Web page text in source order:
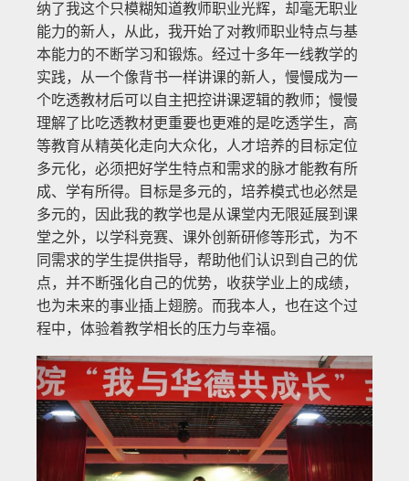
纳了我这个只模糊知道教师职业光辉，却毫无职业
能力的新人，从此，我开始了对教师职业特点与基
本能力的不断学习和锻炼。经过十多年一线教学的
实践，从一个像背书一样讲课的新人，慢慢成为一
个吃透教材后可以自主把控讲课逻辑的教师；慢慢
理解了比吃透教材更重要也更难的是吃透学生，高
等教育从精英化走向大众化，人才培养的目标定位
多元化，必须把好学生特点和需求的脉才能教有所
成、学有所得。目标是多元的，培养模式也必然是
多元的，因此我的教学也是从课堂内无限延展到课
堂之外，以学科竞赛、课外创新研修等形式，为不
同需求的学生提供指导，帮助他们认识到自己的优
点，并不断强化自己的优势，收获学业上的成绩，
也为未来的事业插上翅膀。而我本人，也在这个过
程中，体验着教学相长的压力与幸福。